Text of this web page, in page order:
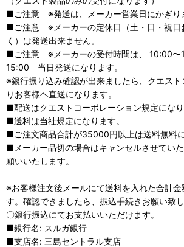
■ご注意 ※発送は、メーカー営業日にかぎり
■ご注意 ※メーカーの定休日（土・日・祝日
く）は発送出来ません。
■ご注意 ※メーカーの受付時間は、 10:00〜
15:00 当日発送になります。
※銀行振り込み確認が出来ましたら、クエスト
りお客様ヘ直送になります。
■配送はクエストコーポレーション規定になり
■送料は当社規定になります。
■ご注文商品合計が35000円以上は送料無料に
■メーカー品切の場合はキャンセルさせてい
願いいたします。
※お客様注文後メールにて送料を入れた合計金
す。確認できましたら、振込手続きお願い致し
〇銀行振込にてお支払いいただけます。
■銀行名: スルガ銀行
■支店名: 三島セントラル支店